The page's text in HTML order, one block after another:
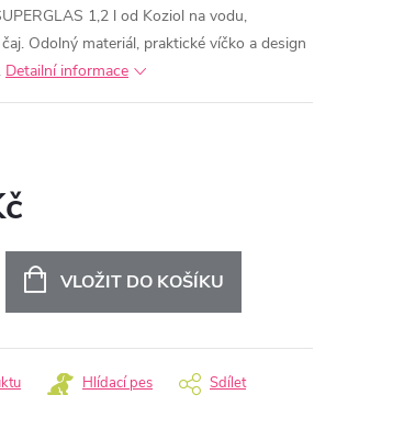
1,2 l od Koziol na vodu,
Odolný materiál, praktické víčko a design
Detailní informace
VLOŽIT DO KOŠÍKU
Hlídací pes Sdílet